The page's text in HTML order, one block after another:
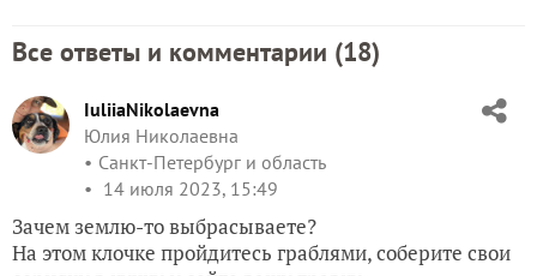
Все ответы и комментарии (18)
IuliiaNikolaevna
Юлия Николаевна
Санкт-Петербург и область
14 июля 2023, 15:49
Зачем землю-то выбрасываете?
На этом клочке пройдитесь граблями, соберите свои